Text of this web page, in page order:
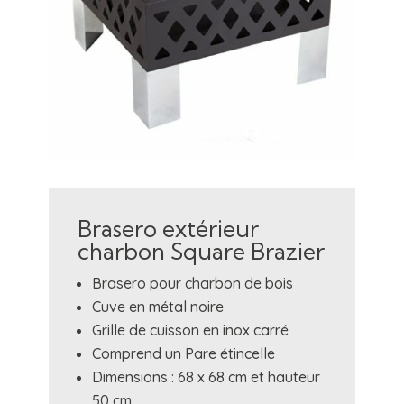
Brasero extérieur
charbon Square Brazier
Brasero pour charbon de bois
Cuve en métal noire
Grille de cuisson en inox carré
Comprend un Pare étincelle
Dimensions : 68 x 68 cm et hauteur